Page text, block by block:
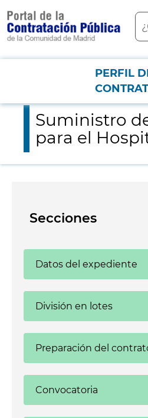
contenido
principal
Menú PCON
PERFIL
Suministro de productos
Suministro
para el
Secciones
Datos del expediente
División en lotes
Preparación del
Convocatoria